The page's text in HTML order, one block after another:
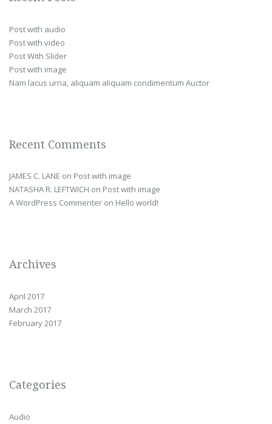
Post with audio
Post with video
Post With Slider
Post with image
Nam lacus urna, aliquam aliquam condimentum Auctor
Recent Comments
JAMES C. LANE on Post with image
NATASHA R. LEFTWICH on Post with image
A WordPress Commenter on Hello world!
Archives
April 2017
March 2017
February 2017
Categories
Audio